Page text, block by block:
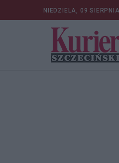
NIEDZIELA, 09